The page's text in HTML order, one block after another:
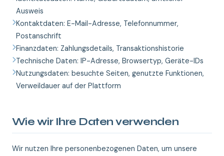
Ausweis
Kontaktdaten: E-Mail-Adresse, Telefonnummer,
Postanschrift
Finanzdaten: Zahlungsdetails, Transaktionshistorie
Technische Daten: IP-Adresse, Browsertyp, Geräte-IDs
Nutzungsdaten: besuchte Seiten, genutzte Funktionen,
Verweildauer auf der Plattform
Wie wir Ihre Daten verwenden
Wir nutzen Ihre personenbezogenen Daten, um unsere